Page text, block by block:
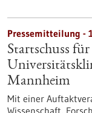
Pressemitteilung -
Startschuss
Mannheim
Mit einer
Wissenschaft,